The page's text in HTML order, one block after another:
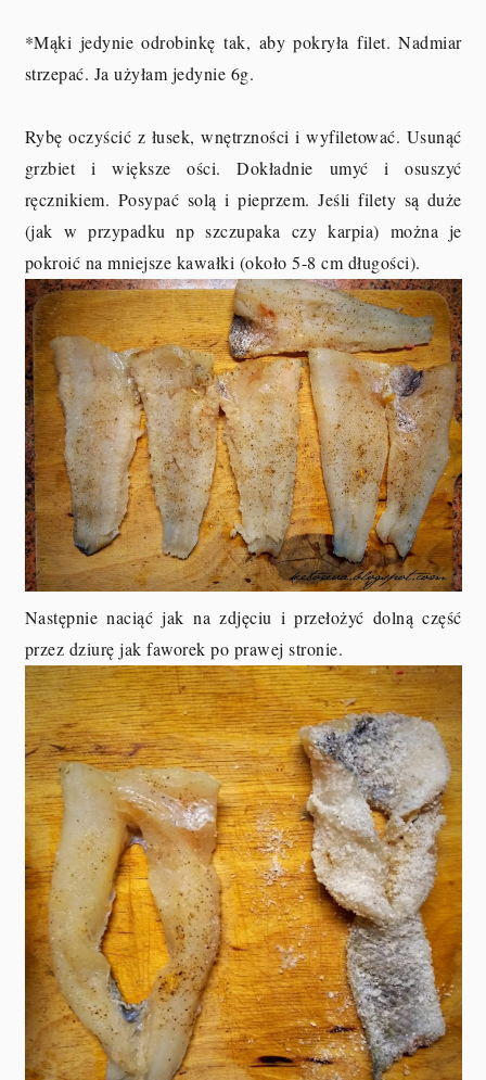
*Mąki jedynie odrobinkę tak, aby pokryła filet. Nadmiar
strzepać. Ja użyłam jedynie 6g.
Rybę oczyścić z łusek, wnętrzności i wyfiletować. Usunąć
grzbiet i większe ości. Dokładnie umyć i osuszyć
ręcznikiem. Posypać solą i pieprzem. Jeśli filety są duże
(jak w przypadku np szczupaka czy karpia) można je
pokroić na mniejsze kawałki (około 5-8 cm długości).
Następnie naciąć jak na zdjęciu i przełożyć dolną część
przez dziurę jak faworek po prawej stronie.